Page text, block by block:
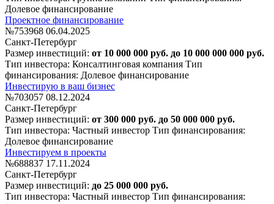
Долевое финансирование
Проектное финансирование
№753968 06.04.2025
Санкт-Петербург
Размер инвестиций: от 10 000 000 руб. до 10 000 000 000 руб.
Тип инвестора: Консалтинговая компания Тип
финансирования: Долевое финансирование
Инвестирую в ваш бизнес
№703057 08.12.2024
Санкт-Петербург
Размер инвестиций: от 300 000 руб. до 50 000 000 руб.
Тип инвестора: Частный инвестор Тип финансирования:
Долевое финансирование
Инвестируем в проекты
№688837 17.11.2024
Санкт-Петербург
Размер инвестиций: до 25 000 000 руб.
Тип инвестора: Частный инвестор Тип финансирования: